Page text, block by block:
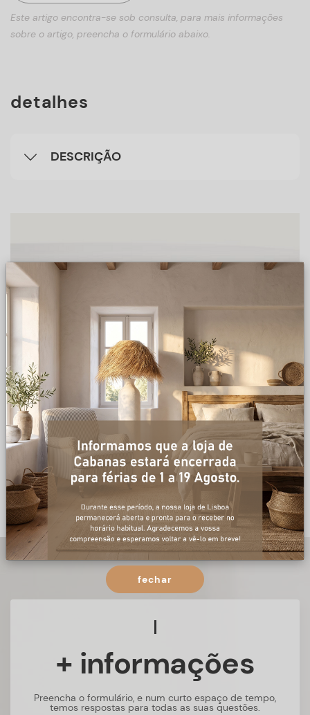
Este artigo encontra-se sob consulta, para mais informações
sobre o artigo, preencha o formulário abaixo.
detalhes
DESCRIÇÃO
+ informações
Preencha o formulário, e num curto espaço de tempo,
temos respostas para todas as suas questões.
fechar